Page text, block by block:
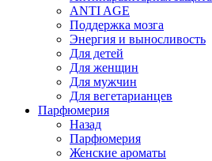
ANTI AGE
Поддержка мозга
Энергия и выносливость
Для детей
Для женщин
Для мужчин
Для вегетарианцев
Парфюмерия
Назад
Парфюмерия
Женские ароматы